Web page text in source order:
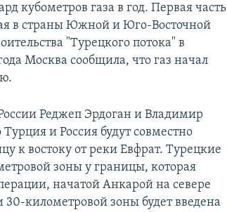
кубометров газа в год. Первая часть
в страны Южной и Юго-Восточной
"Турецкого потока" в
Москва сообщила, что газ начал
Реджеп Эрдоган и Владимир
Турция и Россия будут совместно
к востоку от реки Евфрат. Турецкие
зоны у границы, которая
начатой Анкарой на севере
километровой зоны будет введена